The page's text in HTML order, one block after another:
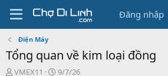
Đăng nhập
Điện Máy
Tổng quan về kim loại đồng
T
VMEX11
N
9/7/26